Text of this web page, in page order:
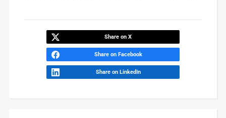
Share on X
Share on Facebook
Share on LinkedIn